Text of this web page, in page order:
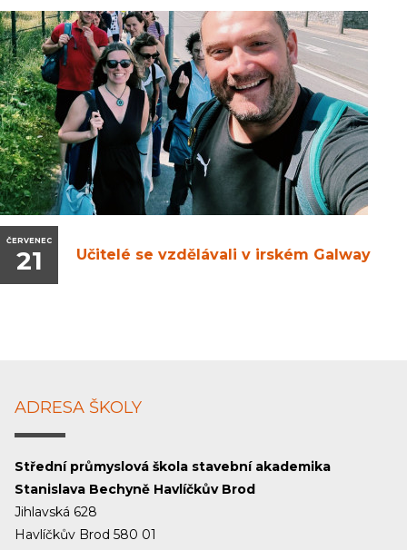
ČERVENEC
21 Učitelé se vzdělávali v irském Galway
ADRESA ŠKOLY
Střední průmyslová škola stavební akademika
Stanislava Bechyně Havlíčkův Brod
Jihlavská 628
Havlíčkův Brod 580 01